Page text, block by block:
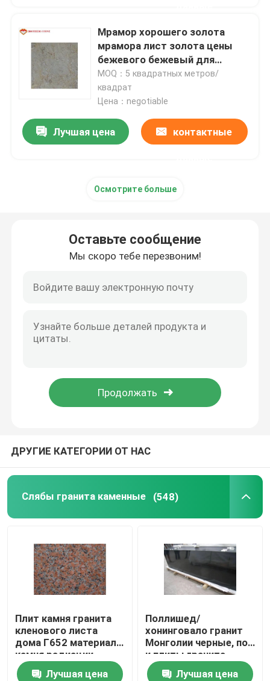
Плитки гранита каменные
Отполированный камень гранита
Пылаемый камень гранита
Мраморный каменный сляб
мраморная каменная плитка
Бежевая мраморная плита
Плита оникса нефрита
естественные каменные кунтертопс
естественные каменные камины
стеклянные плитки мозаики
Мрамор хорошего золота
мрамора лист золота цены
бежевого бежевый для
домашнего дизайна виска
мрамора украшения для дома
MOQ：5 квадратных метров/
квадрат
Цена：negotiable
Лучшая цена контактные
Осмотрите больше
Оставьте сообщение
Мы скоро тебе перезвоним!
ДРУГИЕ КАТЕГОРИИ ОТ НАС
Слябы гранита каменные (548)
Плит камня гранита
кленового листа
дома Г652 материал
камня радиации
красных низкий
Лучшая цена
Поллишед/
хонинговало гранит
Монголии черные, пол
и плиты гранита
оформления
Лучшая цена